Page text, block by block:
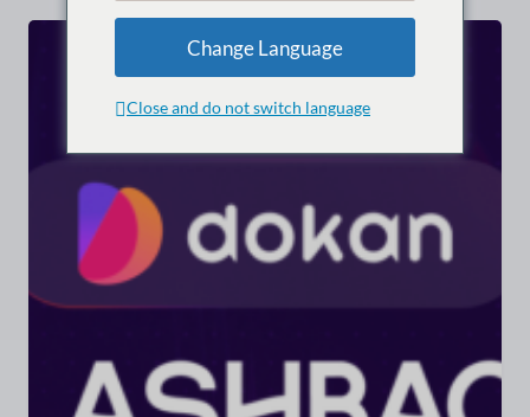
Change Language
Close and do not switch language